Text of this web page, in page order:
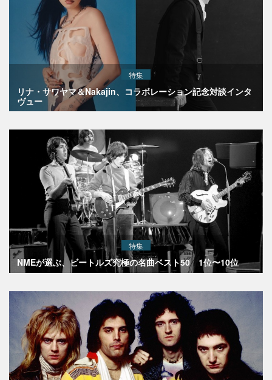
特集
リナ・サワヤマ＆Nakajin、コラボレーション記念対談インタ
ヴュー
特集
NMEが選ぶ、ビートルズ究極の名曲ベスト50 1位〜10位